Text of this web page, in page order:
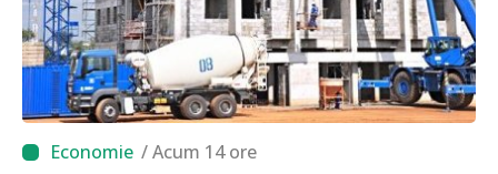
/ Acum 14 ore